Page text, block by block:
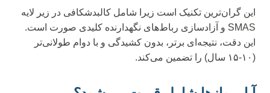
این گران‌ترین تکنیک است زیرا شامل کالبدشکافی در زیر لایه
SMAS و آزادسازی رباط‌های نگهدارنده کلیدی صورت است.
این دقت، نتیجه‌ای برتر، بدون کشیدگی و با دوام طولانی‌تر
(۱۰-۱۵ سال) را تضمین می‌کند.